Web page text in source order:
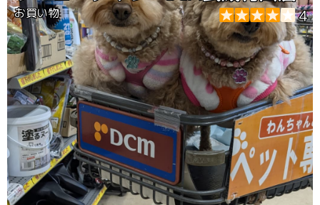
お買い物 4